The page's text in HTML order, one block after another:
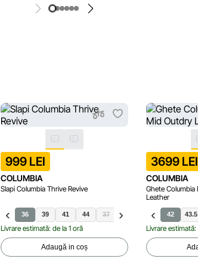
999 LEI
COLUMBIA
Slapi Columbia Thrive Revive
36 39 41 44 37
Livrare estimată: de la 1 oră
Adaugă in coș
3699 LEI
COLUMBIA
Ghete Columbia
Leather
42 43.5
Livrare estimată: